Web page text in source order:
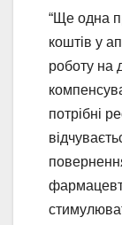
“Ще одна
коштів у
роботу на
потрібні